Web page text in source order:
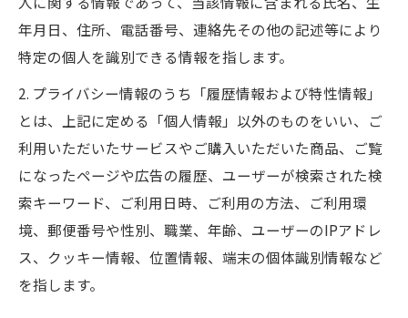
年月日、住所、電話番号、連絡先その他の記述等により
特定の個人を識別できる情報を指します。
2. プライバシー情報のうち「履歴情報および特性情報」
とは、上記に定める「個人情報」以外のものをいい、ご
利用いただいたサービスやご購入いただいた商品、ご覧
になったページや広告の履歴、ユーザーが検索された検
索キーワード、ご利用日時、ご利用の方法、ご利用環
境、郵便番号や性別、職業、年齢、ユーザーのIPアドレ
ス、クッキー情報、位置情報、端末の個体識別情報など
を指します。